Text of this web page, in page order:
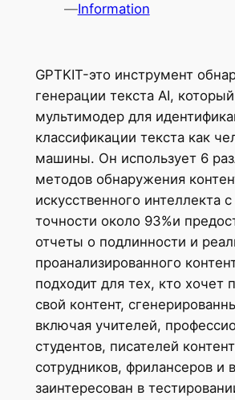
—Information
GPTKIT-это инструмент
генерации текста AI,
мультимодер для
классификации текста как
машины. Он использует 6
методов обнаружения
искусственного интеллекта
точности около 93%и
отчеты о подлинности и
проанализированного
подходит для тех, кто хочет
свой контент,
включая учителей,
студентов, писателей
сотрудников, фрилансеров и
заинтересован в